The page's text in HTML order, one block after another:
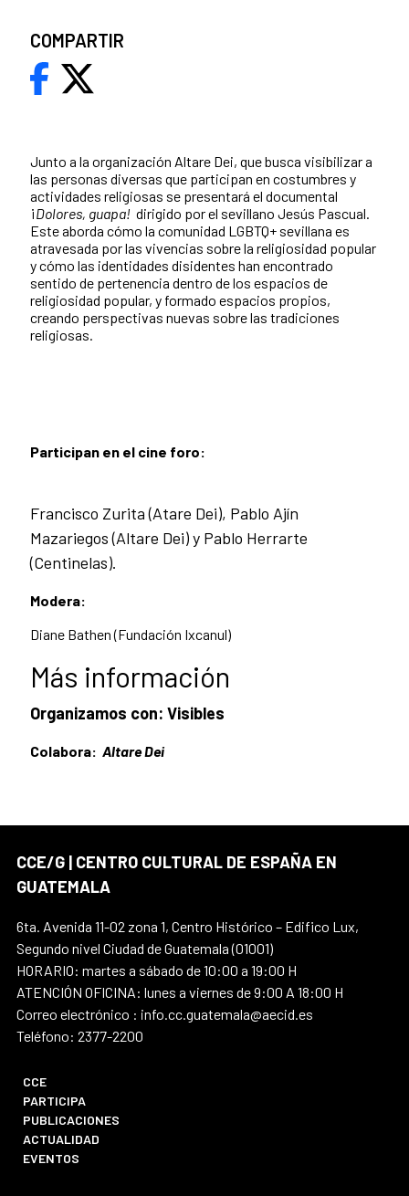
Junto a la organización Altare Dei, que busca visibilizar a
las personas diversas que participan en costumbres y
actividades religiosas se presentará el documental
¡Dolores, guapa! dirigido por el sevillano Jesús Pascual.
Este aborda cómo la comunidad LGBTQ+ sevillana es
atravesada por las vivencias sobre la religiosidad popular
y cómo las identidades disidentes han encontrado
sentido de pertenencia dentro de los espacios de
religiosidad popular, y formado espacios propios,
creando perspectivas nuevas sobre las tradiciones
religiosas.
Participan en el cine foro:
Francisco Zurita (Atare Dei), Pablo Ajín
Mazariegos (Altare Dei) y Pablo Herrarte
(Centinelas).
Modera:
Diane Bathen (Fundación Ixcanul)
Más información
Organizamos con: Visibles
Colabora: Altare Dei
COMPARTIR
CCE/G | CENTRO CULTURAL DE ESPAÑA EN
GUATEMALA
6ta. Avenida 11-02 zona 1, Centro Histórico – Edifico Lux,
Segundo nivel Ciudad de Guatemala (01001)
HORARIO: martes a sábado de 10:00 a 19:00 H
ATENCIÓN OFICINA: lunes a viernes de 9:00 A 18:00 H
Correo electrónico : info.cc.guatemala@aecid.es
Teléfono: 2377-2200
CCE
PARTICIPA
PUBLICACIONES
ACTUALIDAD
EVENTOS